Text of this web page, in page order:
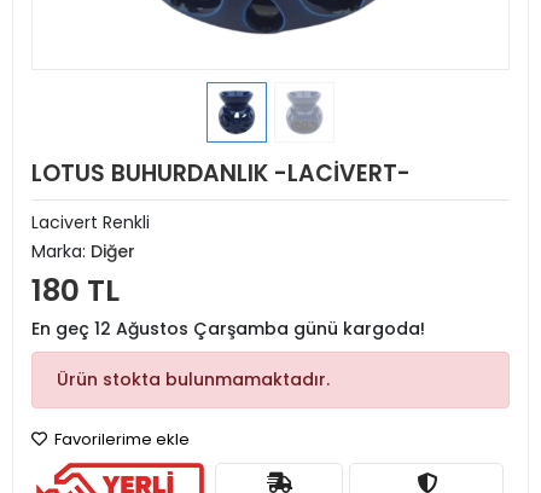
LOTUS BUHURDANLIK -LACİVERT-
Lacivert Renkli
Marka: Diğer
180 TL
En geç 12 Ağustos Çarşamba günü kargoda!
Ürün stokta bulunmamaktadır.
Favorilerime ekle